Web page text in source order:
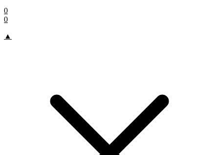
0
0
▲